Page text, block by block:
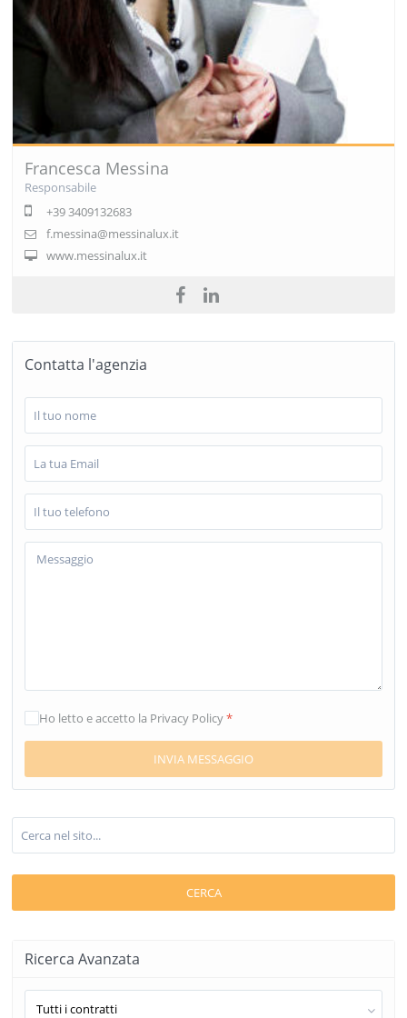
Francesca Messina
Responsabile
+39 3409132683
f.messina@messinalux.it
www.messinalux.it
Contatta l'agenzia
Ho letto e accetto la Privacy Policy*
CERCA
Ricerca Avanzata
Tutti i contratti